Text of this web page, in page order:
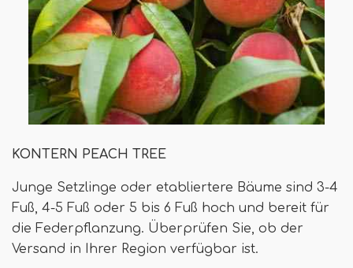
KONTERN PEACH TREE
Junge Setzlinge oder etabliertere Bäume sind 3-4
Fuß, 4-5 Fuß oder 5 bis 6 Fuß hoch und bereit für
die Federpflanzung. Überprüfen Sie, ob der
Versand in Ihrer Region verfügbar ist.